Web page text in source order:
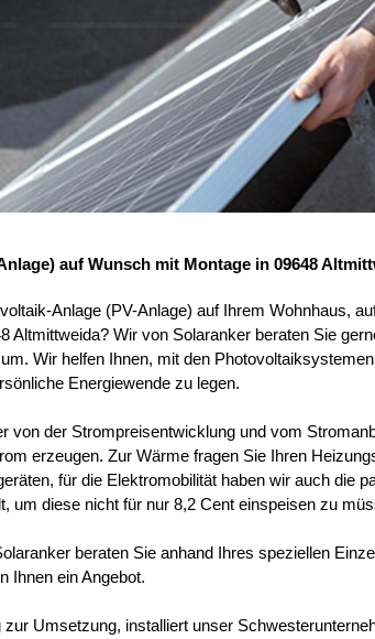
auf Wunsch mit Montage in 09648
Anlage (PV-Anlage) auf Ihrem Wohnhaus,
Altmittweida? Wir von Solaranker beraten Sie
Wir helfen Ihnen, mit den
Energiewende zu legen.
von der Strompreisentwicklung und vom
erzeugen. Zur Wärme fragen Sie Ihren
für die Elektromobilität haben wir auch die
um diese nicht für nur 8,2 Cent einspeisen zu
beraten Sie anhand Ihres speziellen
Ihnen ein Angebot.
zur Umsetzung, installiert unser